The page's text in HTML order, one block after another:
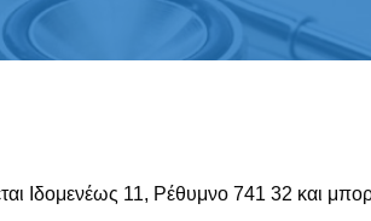
Ιδομενέως 11, Ρέθυμνο 741 32 και